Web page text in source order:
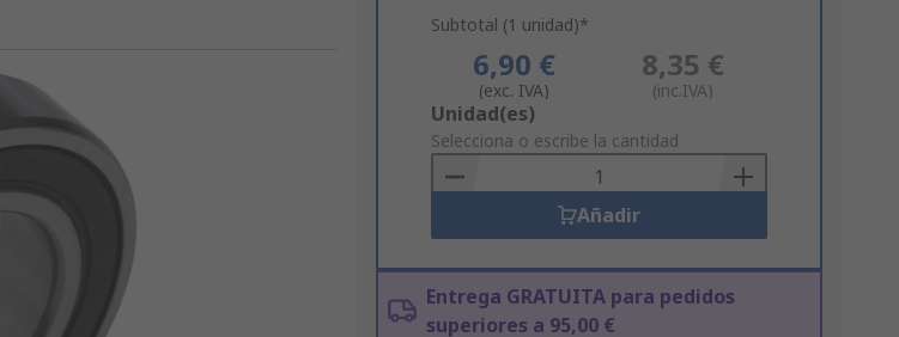
Subtotal (1 unidad)*
6,90 €
(exc. IVA)
8,35 €
(inc.IVA)
Add
to
Basket
Unidad(es)
Selecciona o escribe la cantidad
Añadir
Entrega GRATUITA para pedidos
superiores a 95,00 €